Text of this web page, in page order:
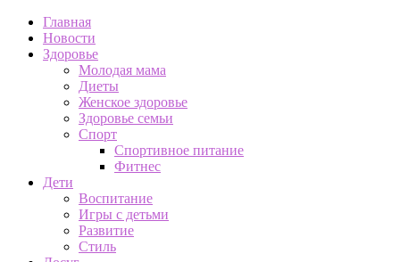
Главная
Новости
Здоровье
Молодая мама
Диеты
Женское здоровье
Здоровье семьи
Спорт
Спортивное питание
Фитнес
Дети
Воспитание
Игры с детьми
Развитие
Стиль